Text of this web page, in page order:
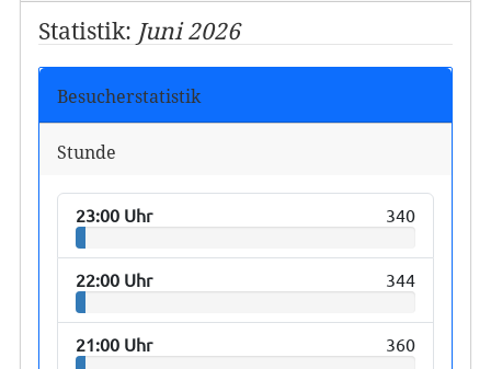
Statistik: Juni 2026
Besucherstatistik
Stunde
23:00 Uhr 340
22:00 Uhr 344
21:00 Uhr 360